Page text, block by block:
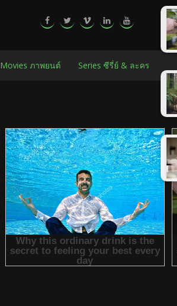
Movies ภาพยนต์ Series ซีรี่ย์ & ละคร